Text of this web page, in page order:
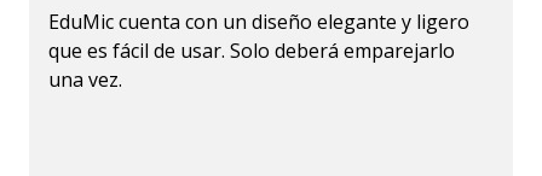
EduMic cuenta con un diseño elegante y ligero
que es fácil de usar. Solo deberá emparejarlo
una vez.